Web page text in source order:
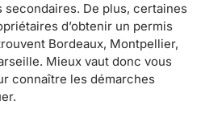
De plus, certaines
d’obtenir un permis
Bordeaux, Montpellier,
Mieux vaut donc vous
connaître les démarches